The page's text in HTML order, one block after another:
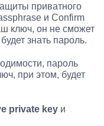
приватного
и Confirm
ключ, он не сможет
знать пароль.
пароль
при этом, будет
private key и